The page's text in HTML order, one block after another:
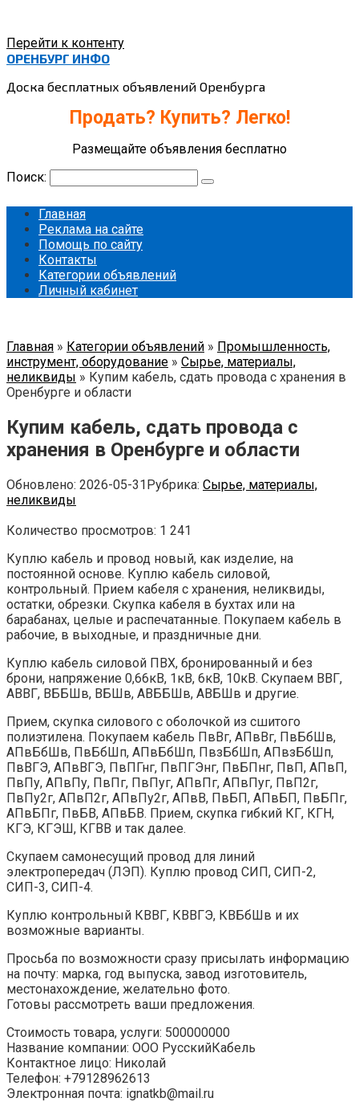
Перейти к контенту
ОРЕНБУРГ ИНФО
Доска бесплатных объявлений Оренбурга
Продать? Купить? Легко!
Размещайте объявления бесплатно
Поиск:
Главная
Реклама на сайте
Помощь по сайту
Контакты
Категории объявлений
Личный кабинет
Главная » Категории объявлений » Промышленность,
инструмент, оборудование » Сырье, материалы,
неликвиды » Купим кабель, сдать провода с хранения в
Оренбурге и области
Купим кабель, сдать провода с
хранения в Оренбурге и области
Обновлено: 2026-05-31Рубрика: Сырье, материалы,
неликвиды
Количество просмотров: 1 241
Куплю кабель и провод новый, как изделие, на
постоянной основе. Куплю кабель силовой,
контрольный. Прием кабеля с хранения, неликвиды,
остатки, обрезки. Скупка кабеля в бухтах или на
барабанах, целые и распечатанные. Покупаем кабель в
рабочие, в выходные, и праздничные дни.
Куплю кабель силовой ПВХ, бронированный и без
брони, напряжение 0,66кВ, 1кВ, 6кВ, 10кВ. Скупаем ВВГ,
АВВГ, ВББШв, ВБШв, АВББШв, АВБШв и другие.
Прием, скупка силового с оболочкой из сшитого
полиэтилена. Покупаем кабель ПвВг, АПвВг, ПвБбШв,
АПвБбШв, ПвБбШп, АПвБбШп, ПвзБбШп, АПвзБбШп,
ПвВГЭ, АПвВГЭ, ПвПГнг, ПвПГЭнг, ПвБПнг, ПвП, АПвП,
ПвПу, АПвПу, ПвПг, ПвПуг, АПвПг, АПвПуг, ПвП2г,
ПвПу2г, АПвП2г, АПвПу2г, АПвВ, ПвБП, АПвБП, ПвБПг,
АПвБПг, ПвБВ, АПвБВ. Прием, скупка гибкий КГ, КГН,
КГЭ, КГЭШ, КГВВ и так далее.
Скупаем самонесущий провод для линий
электропередач (ЛЭП). Куплю провод СИП, СИП-2,
СИП-3, СИП-4.
Куплю контрольный КВВГ, КВВГЭ, КВБбШв и их
возможные варианты.
Просьба по возможности сразу присылать информацию
на почту: марка, год выпуска, завод изготовитель,
местонахождение, желательно фото.
Готовы рассмотреть ваши предложения.
Стоимость товара, услуги: 500000000
Название компании: ООО РусскийКабель
Контактное лицо: Николай
Телефон: +79128962613
Электронная почта: ignatkb@mail.ru